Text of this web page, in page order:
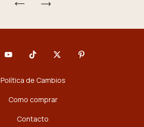
Política de Cambios
Como comprar
Contacto